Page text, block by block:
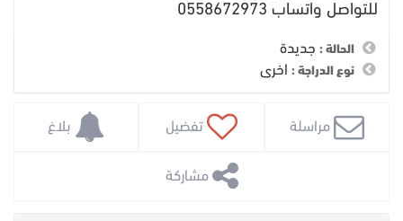
للتواصل واتساب 0558672973
الحالة : جديدة
نوع الدراجة : اخرى
مراسلة تفضيل
مشاركة